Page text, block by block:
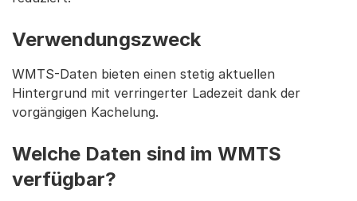
Verwendungszweck
WMTS-Daten bieten einen stetig aktuellen
Hintergrund mit verringerter Ladezeit dank der
vorgängigen Kachelung.
Welche Daten sind im WMTS
verfügbar?